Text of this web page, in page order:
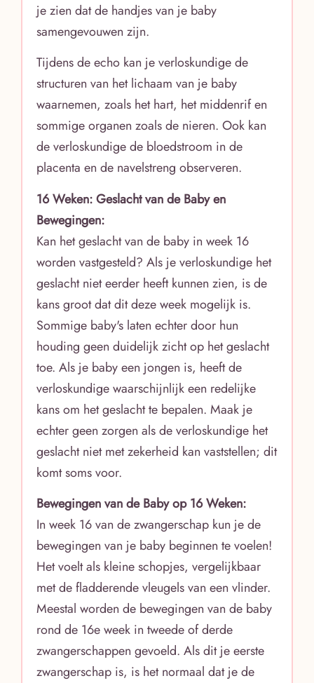
je zien dat de handjes van je baby
samengevouwen zijn.
Tijdens de echo kan je verloskundige de
structuren van het lichaam van je baby
waarnemen, zoals het hart, het middenrif en
sommige organen zoals de nieren. Ook kan
de verloskundige de bloedstroom in de
placenta en de navelstreng observeren.
16 Weken: Geslacht van de Baby en
Bewegingen:
Kan het geslacht van de baby in week 16
worden vastgesteld? Als je verloskundige het
geslacht niet eerder heeft kunnen zien, is de
kans groot dat dit deze week mogelijk is.
Sommige baby's laten echter door hun
houding geen duidelijk zicht op het geslacht
toe. Als je baby een jongen is, heeft de
verloskundige waarschijnlijk een redelijke
kans om het geslacht te bepalen. Maak je
echter geen zorgen als de verloskundige het
geslacht niet met zekerheid kan vaststellen; dit
komt soms voor.
Bewegingen van de Baby op 16 Weken:
In week 16 van de zwangerschap kun je de
bewegingen van je baby beginnen te voelen!
Het voelt als kleine schopjes, vergelijkbaar
met de fladderende vleugels van een vlinder.
Meestal worden de bewegingen van de baby
rond de 16e week in tweede of derde
zwangerschappen gevoeld. Als dit je eerste
zwangerschap is, is het normaal dat je de